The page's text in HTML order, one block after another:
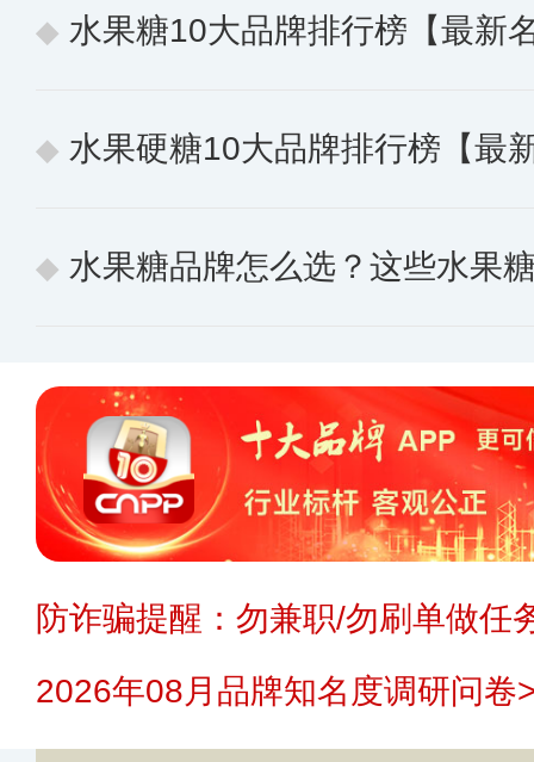
水果糖10大品牌排行榜【最新
水果硬糖10大品牌排行榜【最
水果糖品牌怎么选？这些水果
防诈骗提醒：勿兼职/勿刷单做任
2026年08月品牌知名度调研问卷